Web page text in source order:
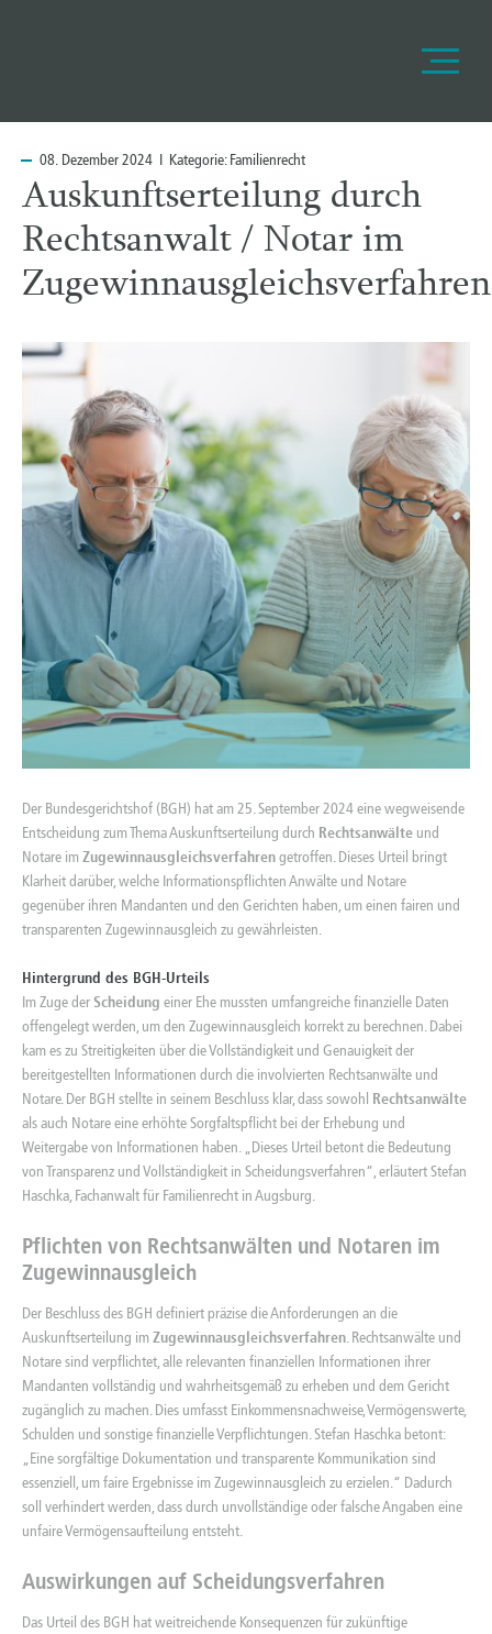
08. Dezember 2024 I Kategorie:Familienrecht
Auskunftserteilung durch
Rechtsanwalt / Notar im
Zugewinnausgleichsverfahren
Der Bundesgerichtshof (BGH) hat am 25. September 2024 eine wegweisende
Entscheidung zum Thema Auskunftserteilung durch Rechtsanwälte und
Notare imZugewinnausgleichsverfahrengetroffen. Dieses Urteil bringt
Klarheit darüber, welche Informationspflichten Anwälte und Notare
gegenüber ihren Mandanten und den Gerichten haben, um einen fairen und
transparenten Zugewinnausgleich zu gewährleisten.
Hintergrund des BGH-Urteils
Im Zuge derScheidung einer Ehe mussten umfangreiche finanzielle Daten
offengelegt werden, um den Zugewinnausgleich korrekt zu berechnen. Dabei
kam es zu Streitigkeiten über die Vollständigkeit und Genauigkeit der
bereitgestellten Informationen durch die involvierten Rechtsanwälte und
Notare. Der BGH stellte in seinem Beschluss klar, dass sowohl Rechtsanwälte
als auch Notare eine erhöhte Sorgfaltspflicht bei der Erhebung und
Weitergabe von Informationen haben. „Dieses Urteil betont die Bedeutung
von Transparenz und Vollständigkeit in Scheidungsverfahren“, erläutert Stefan
Haschka, Fachanwalt für Familienrecht in Augsburg.
Pflichten von Rechtsanwälten und Notaren im
Zugewinnausgleich
Der Beschluss des BGH definiert präzise die Anforderungen an die
Auskunftserteilung imZugewinnausgleichsverfahren. Rechtsanwälte und
Notare sind verpflichtet, alle relevanten finanziellen Informationen ihrer
Mandanten vollständig und wahrheitsgemäß zu erheben und dem Gericht
zugänglich zu machen. Dies umfasst Einkommensnachweise, Vermögenswerte,
Schulden und sonstige finanzielle Verpflichtungen. Stefan Haschka betont:
„Eine sorgfältige Dokumentation und transparente Kommunikation sind
essenziell, um faire Ergebnisse im Zugewinnausgleich zu erzielen.“ Dadurch
soll verhindert werden, dass durch unvollständige oder falsche Angaben eine
unfaire Vermögensaufteilung entsteht.
Auswirkungen auf Scheidungsverfahren
Das Urteil des BGH hat weitreichende Konsequenzen für zukünftige